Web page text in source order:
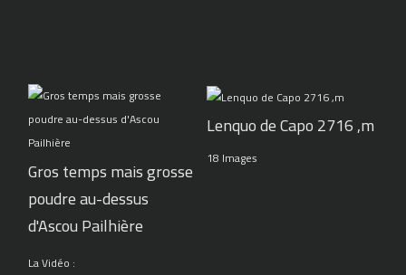
Gros temps mais grosse
poudre au-dessus
d'Ascou Pailhière
La Vidéo :
Lenquo de Capo 2716 ,m
18 Images